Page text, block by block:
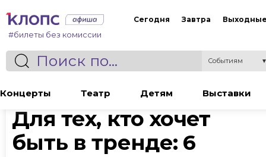
#билеты без комиссии
Сегодня Завтра
Событиям
Концерты Театр Детям Выставки
Статья
Для тех, кто хочет
быть в тренде: 6